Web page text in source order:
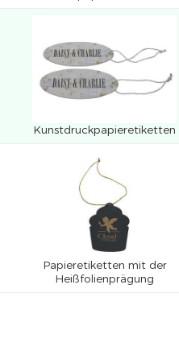
Kunstdruckpapieretiketten
Papieretiketten mit der
Heißfolienprägung